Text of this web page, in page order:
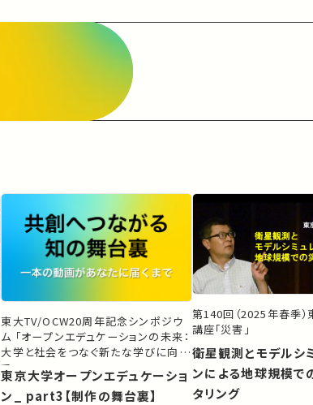
東大TV/OCW20周年記念シンポジウ
ム 「オープンエデュケーションの未来：
大学と社会をつなぐ新たな学びに向け
て」
東京大学オープンエデュケーショ
ン_ part3【制作の舞台裏】
第140回（2025年春季
講座「災害」
衛星観測とモデルシ
ンによる地球規模で
タリング